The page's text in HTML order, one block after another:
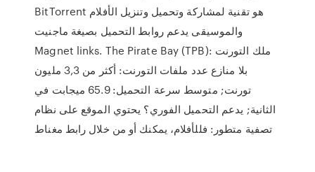
BitTorrent هو تقنية لمشاركة وتحميل وتنزيل الأفلام
والموسيقى يدعم روابط التحميل بصيغة ماجنيت
Magnet links. The Pirate Bay (TPB): ملك التورنت
بلا منازع عدد ملفات التورنت: أكثر من 3,3 مليون
تورنت; متوسط سرعة التحميل: 65.9 ميجابت في
الثانية; يدعم التحميل الفوري؟ يحتوي الموقع على نظام
تصفية متطور: فللأفلام، يمكنك أو من خلال رابط مغناط